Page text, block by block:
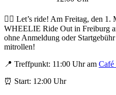
🚴‍♂️ Let’s ride! Am Freitag, den
WHEELIE Ride Out in Freiburg
ohne Anmeldung oder
mitrollen!
📍 Treffpunkt: 11:00 Uhr am Café
⏰ Start: 12:00 Uhr